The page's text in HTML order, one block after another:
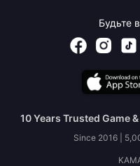
Будьте
10 Years Trusted Game
Since 2016 |